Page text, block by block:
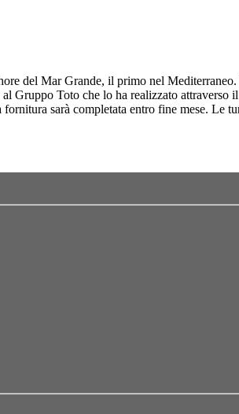
del Mar Grande, il primo nel
Gruppo Toto che lo ha realizzato attraverso
sarà completata entro fine mese. Le